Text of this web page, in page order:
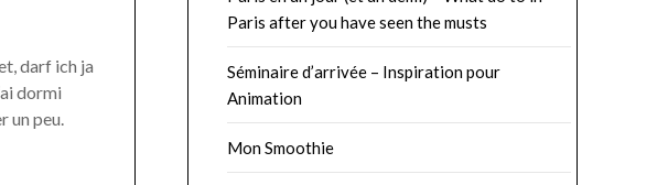
darf ich ja
dormi
un peu.
Paris after you have seen the musts
Séminaire d’arrivée – Inspiration pour
Animation
Mon Smoothie